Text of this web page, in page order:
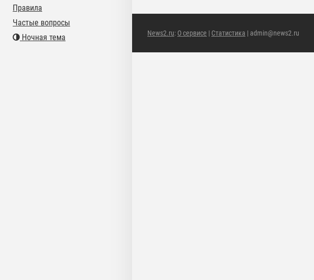
News2.ru: О сервисе | Статистика | admin@news2.ru
Правила
Частые вопросы
Ночная тема